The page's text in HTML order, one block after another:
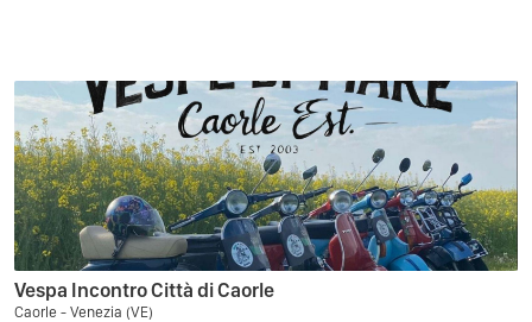
Vespa Incontro Città di Caorle
Caorle - Venezia (VE)